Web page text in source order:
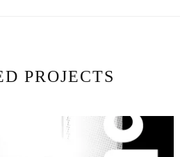
PROJECTS